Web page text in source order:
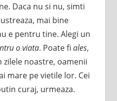
Daca nu si nu, simti
mai bine
e pentru tine. Alegi un
o viata. Poate fi ales,
zilele noastre, oamenii
mare pe vietile lor. Cei
curaj, urmeaza.